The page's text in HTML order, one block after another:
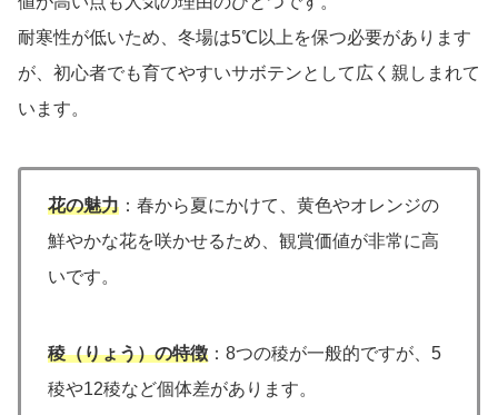
耐寒性が低いため、冬場は5℃以上を保つ必要があります
が、初心者でも育てやすいサボテンとして広く親しまれて
います。
花の魅力 ：春から夏にかけて、黄色やオレンジの
鮮やかな花を咲かせるため、観賞価値が非常に高
いです。
稜（りょう）の特徴 ：8つの稜が一般的ですが、5
稜や12稜など個体差があります。